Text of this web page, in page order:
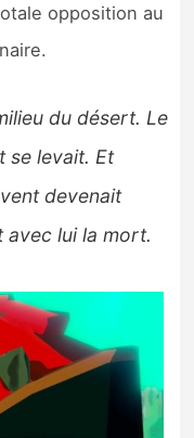
opposition au
du désert. Le
se levait. Et
devenait
lui la mort.